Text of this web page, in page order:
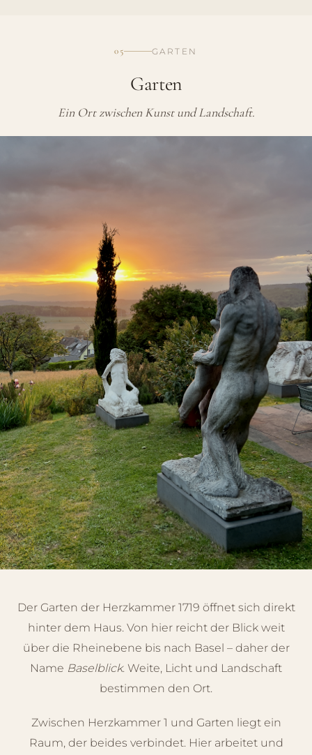
05 GARTEN
Garten
Ein Ort zwischen Kunst und Landschaft.
Der Garten der Herzkammer 1719 öffnet sich direkt
hinter dem Haus. Von hier reicht der Blick weit
über die Rheinebene bis nach Basel – daher der
Name Baselblick. Weite, Licht und Landschaft
bestimmen den Ort.
Zwischen Herzkammer 1 und Garten liegt ein
Raum, der beides verbindet. Hier arbeitet und